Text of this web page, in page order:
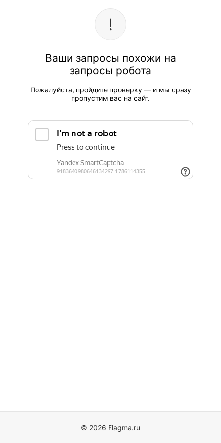
Ваши запросы похожи на
запросы робота
Пожалуйста, пройдите проверку — и мы сразу
пропустим вас на сайт.
© 2026 Flagma.ru